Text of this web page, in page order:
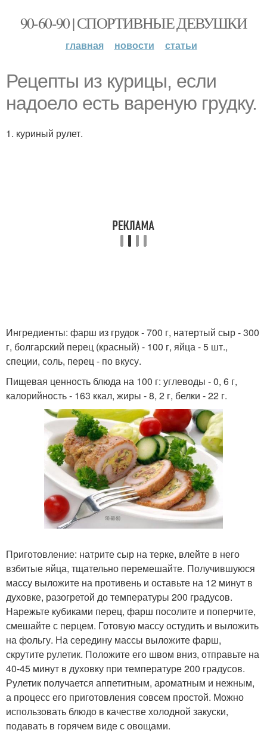
90-60-90 | СПОРТИВНЫЕ ДЕВУШКИ
главная новости статьи
Рецепты из курицы, если
надоело есть вареную грудку.
1. куриный рулет.
Ингредиенты: фарш из грудок - 700 г, натертый сыр - 300
г, болгарский перец (красный) - 100 г, яйца - 5 шт.,
специи, соль, перец - по вкусу.
Пищевая ценность блюда на 100 г: углеводы - 0, 6 г,
калорийность - 163 ккал, жиры - 8, 2 г, белки - 22 г.
Приготовление: натрите сыр на терке, влейте в него
взбитые яйца, тщательно перемешайте. Получившуюся
массу выложите на противень и оставьте на 12 минут в
духовке, разогретой до температуры 200 градусов.
Нарежьте кубиками перец, фарш посолите и поперчите,
смешайте с перцем. Готовую массу остудить и выложить
на фольгу. На середину массы выложите фарш,
скрутите рулетик. Положите его швом вниз, отправьте на
40-45 минут в духовку при температуре 200 градусов.
Рулетик получается аппетитным, ароматным и нежным,
а процесс его приготовления совсем простой. Можно
использовать блюдо в качестве холодной закуски,
подавать в горячем виде с овощами.